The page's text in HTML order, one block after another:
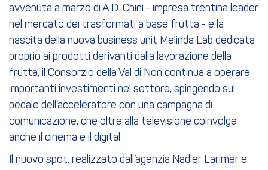
avvenuta a marzo di A.D. Chini - impresa trentina leader
nel mercato dei trasformati a base frutta - e la
nascita della nuova business unit Melinda Lab dedicata
proprio ai prodotti derivanti dalla lavorazione della
frutta, il Consorzio della Val di Non continua a operare
importanti investimenti nel settore, spingendo sul
pedale dell’acceleratore con una campagna di
comunicazione, che oltre alla televisione coinvolge
anche il cinema e il digital.
Il nuovo spot, realizzato dall’agenzia Nadler Larimer e